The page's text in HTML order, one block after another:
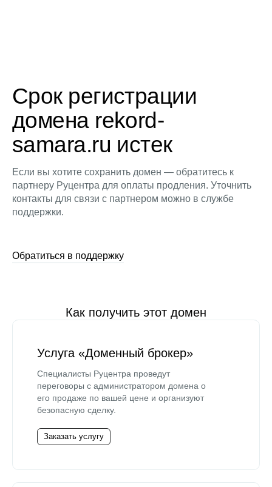
Срок регистрации
домена rekord-
samara.ru истек
Если вы хотите сохранить домен — обратитесь к
партнеру Руцентра для оплаты продления. Уточнить
контакты для связи с партнером можно в службе
поддержки.
Обратиться в поддержку
Как получить этот домен
Услуга «Доменный брокер»
Специалисты Руцентра проведут
переговоры с администратором домена о
его продаже по вашей цене и организуют
безопасную сделку.
Заказать услугу